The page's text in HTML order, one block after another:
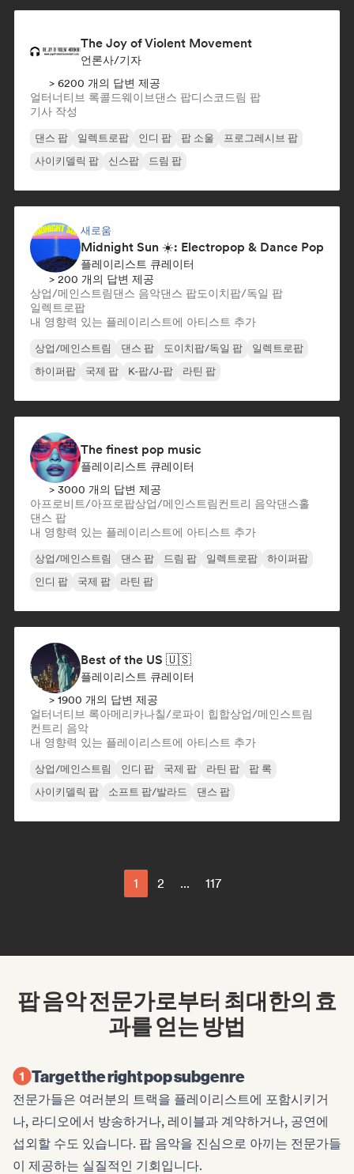
The Joy of Violent Movement
언론사/기자
> 6200 개의 답변 제공
얼터너티브 록콜드웨이브댄스 팝디스코 드림 팝
기사 작성
댄스 팝 일렉트로팝 인디 팝 팝 소울
프로그레시브 팝
사이키델릭 팝
신스팝 드림 팝
새로움
Midnight Sun ☀️: Electropop & Dance Pop
플레이리스트 큐레이터
> 200 개의 답변 제공
상업/메인스트림댄스 음악댄스 팝도이치팝/독일 팝
일렉트로팝
내 영향력 있는 플레이리스트에 아티스트 추가
상업/메인스트림 댄스 팝 도이치팝/독일 팝
일렉트로팝
하이퍼팝
국제 팝 K-팝/J-팝 라틴 팝
The finest pop music
플레이리스트 큐레이터
> 3000 개의 답변 제공
아프로비트/아프로팝상업/메인스트림컨트리 음악댄스홀
댄스 팝
내 영향력 있는 플레이리스트에 아티스트 추가
상업/메인스트림 댄스 팝 드림 팝 일렉트로팝
하이퍼팝
인디 팝
국제 팝 라틴 팝
Best of the US 🇺🇸
플레이리스트 큐레이터
> 1900 개의 답변 제공
얼터너티브 록아메리카나칠/로파이 힙합상업/메인스트림
컨트리 음악
내 영향력 있는 플레이리스트에 아티스트 추가
상업/메인스트림 인디 팝 국제 팝 라틴 팝
팝 록
사이키델릭 팝
소프트 팝/발라드 댄스 팝
1 2 ... 117
팝 음악 전문가로부터 최대한의 효
과를 얻는 방법
Target the right pop subgenre
전문가들은 여러분의 트랙을 플레이리스트에 포함시키거
나, 라디오에서 방송하거나, 레이블과 계약하거나, 공연에
섭외할 수도 있습니다. 팝 음악을 진심으로 아끼는 전문가들
이 제공하는 실질적인 기회입니다.